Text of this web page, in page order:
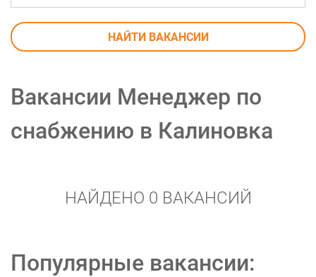
НАЙТИ ВАКАНСИИ
Вакансии Менеджер по
снабжению в Калиновка
НАЙДЕНО 0 ВАКАНСИЙ
Популярные вакансии: